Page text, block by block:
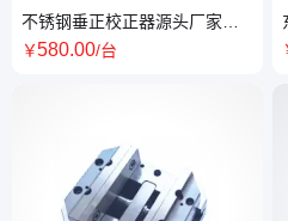
不锈钢垂正校正器源头厂家直
销 技术成熟 交货周期短 兼容性
￥580.00/台